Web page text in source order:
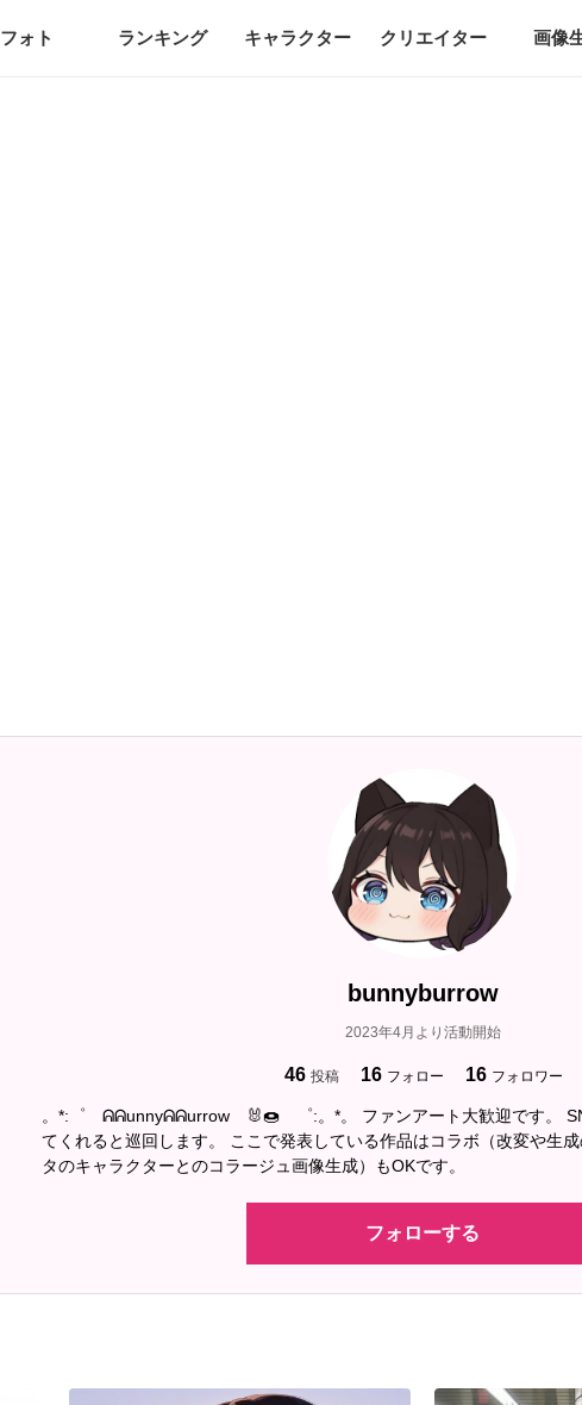
フォト ランキング キャラクター クリエイター 画像
bunnyburrow
2023年4月より活動開始
46 投稿 16 フォロー 16 フォロワー
。*:゜ ᕱᕱunnyᕱᕱurrow 🐰🍩 ゜:。*。 ファンアート大歓迎です。
てくれると巡回します。 ここで発表している作品はコラボ（改変や生
タのキャラクターとのコラージュ画像生成）もOKです。
フォローする